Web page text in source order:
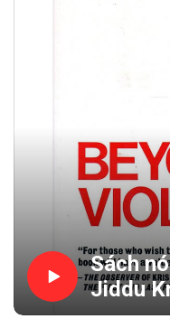
Sách
Jiddu
Sợ hãi